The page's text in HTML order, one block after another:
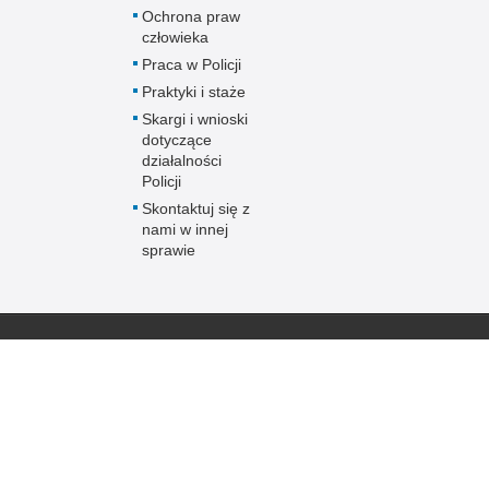
Ochrona praw
człowieka
Praca w Policji
Praktyki i staże
Skargi i wnioski
dotyczące
działalności
Policji
Skontaktuj się z
nami w innej
sprawie